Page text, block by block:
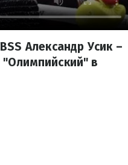
Александр Усик –
"Олимпийский" в